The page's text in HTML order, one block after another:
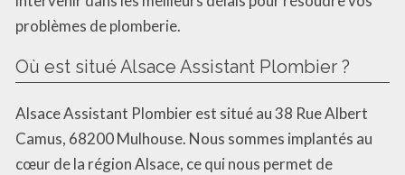
problèmes de plomberie.
Où est situé Alsace Assistant Plombier ?
Alsace Assistant Plombier est situé au 38 Rue Albert
Camus, 68200 Mulhouse. Nous sommes implantés au
cœur de la région Alsace, ce qui nous permet de